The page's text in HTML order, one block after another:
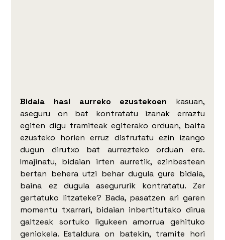
Bidaia hasi aurreko ezustekoen kasuan,
aseguru on bat kontratatu izanak erraztu
egiten digu tramiteak egiterako orduan, baita
ezusteko horien erruz disfrutatu ezin izango
dugun dirutxo bat aurrezteko orduan ere.
Imajinatu, bidaian irten aurretik, ezinbestean
bertan behera utzi behar dugula gure bidaia,
baina ez dugula asegururik kontratatu. Zer
gertatuko litzateke? Bada, pasatzen ari garen
momentu txarrari, bidaian inbertitutako dirua
galtzeak sortuko ligukeen amorrua gehituko
geniokela. Estaldura on batekin, tramite hori